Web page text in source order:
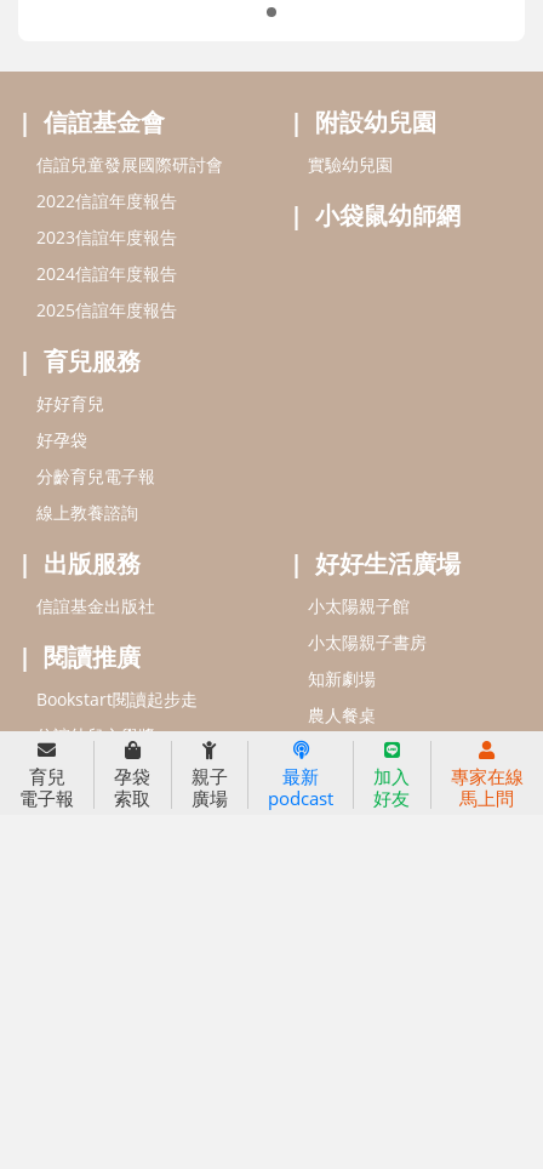
信誼基金會
信誼兒童發展國際研討會
附設幼兒園
實驗幼兒園
育兒
電子報
孕袋
索取
親子
廣場
最新
podcast
加入
好友
專家在線
馬上問